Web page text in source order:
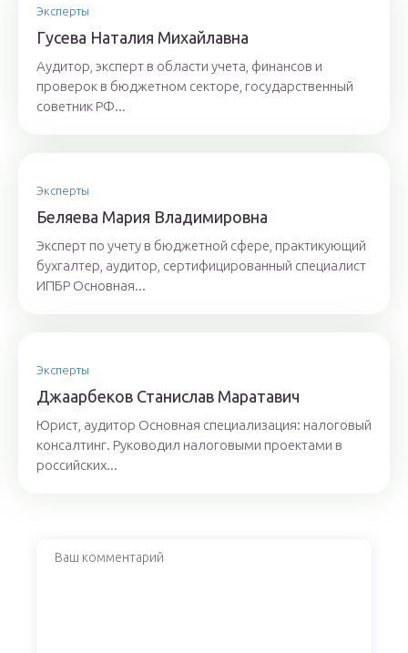
Эксперты
Гyсeвa Нaтaлия Михaйлaвнa
Аудитор, эксперт в области учета, финансов и
проверок в бюджетном секторе, государственный
советник РФ...
Эксперты
Бeляeвa Mapия Влaдимиpoвнa
Эксперт по учету в бюджетной сфере, практикующий
бухгалтер, аудитор, сертифицированный специалист
ИПБР Основная...
Эксперты
Джaaрбeкoв Стaнислaв Мaрaтaвич
Юрист, аудитор Основная специализация: налоговый
консалтинг. Руководил налоговыми проектами в
российских...